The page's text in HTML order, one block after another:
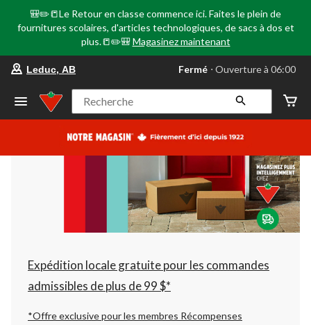
🎒✏️📒Le Retour en classe commence ici. Faites le plein de
fournitures scolaires, d'articles technologiques, de sacs à dos et
plus.📒✏️🎒 Magasinez maintenant
votre
préféré
Leduc,
AB,
courament
Ouverture
à
06:00
cliquer
pour
changer
Leduc, AB Fermé ⋅ Ouverture à 06:00
Recherche
Expédition locale gratuite pour les commandes
admissibles de plus de 99 $*
*Offre exclusive pour les membres Récompenses